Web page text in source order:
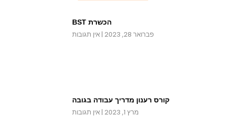
הכשרת BST
פברואר 28, 2023 אין תגובות
קורס רענון מדריך עבודה בגובה
מרץ 1, 2023 אין תגובות